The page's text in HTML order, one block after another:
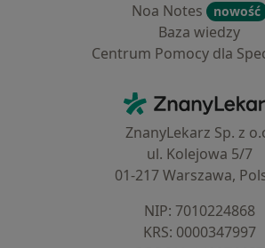
Noa Notes
nowość
Baza wiedzy
Centrum Pomocy dla
ZnanyLekarz
ZnanyLekarz Sp. z
ul. Kolejowa 5/7
01-217 Warszawa,
NIP: ⁠7010224868
KRS: ⁠0000347997